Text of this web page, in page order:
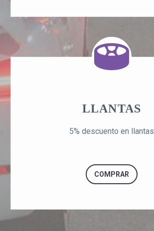
LLANTAS
5% descuento en llantas
COMPRAR